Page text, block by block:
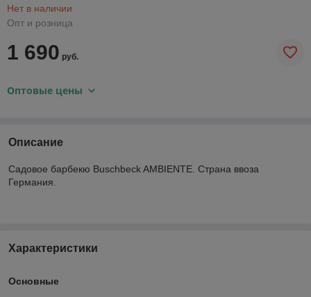
Нет в наличии
Опт и розница
1 690 руб.
Оптовые цены
Описание
Садовое барбекю Buschbeck AMBIENTE. Страна ввоза
Германия.
Характеристики
Основные